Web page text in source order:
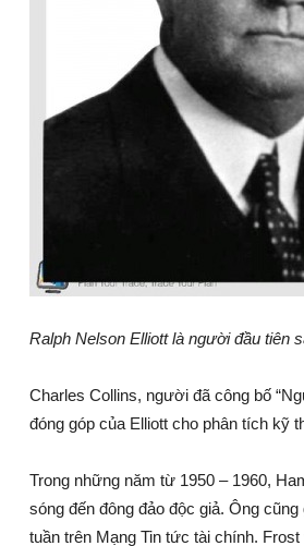
Ralph Nelson Elliott là người đầu tiên
Charles Collins, người đã công bố
đóng góp của Elliott cho phân tích kỹ
Trong những năm từ 1950 – 1960,
sóng đến đông đảo độc giả. Ông
tuần trên Mạng Tin tức tài chính.